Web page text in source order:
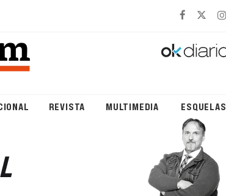
REVISTA MULTIMEDIA ESQUELAS